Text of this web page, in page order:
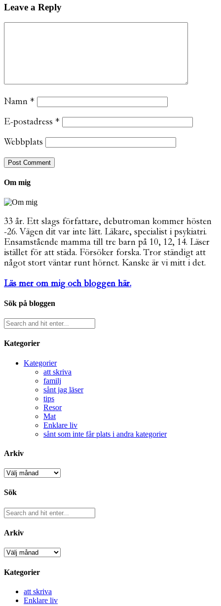
Leave a Reply
Namn *
E-postadress *
Webbplats
Om mig
33 år. Ett slags författare, debutroman kommer hösten
-26. Vägen dit var inte lätt. Läkare, specialist i psykiatri.
Ensamstående mamma till tre barn på 10, 12, 14. Läser
istället för att städa. Försöker forska. Tror ständigt att
något stort väntar runt hörnet. Kanske är vi mitt i det.
Läs mer om mig och bloggen här.
Sök på bloggen
Kategorier
Kategorier
att skriva
familj
sånt jag läser
tips
Resor
Mat
Enklare liv
sånt som inte får plats i andra kategorier
Arkiv
Arkiv
Sök
Arkiv
Arkiv
Kategorier
att skriva
Enklare liv